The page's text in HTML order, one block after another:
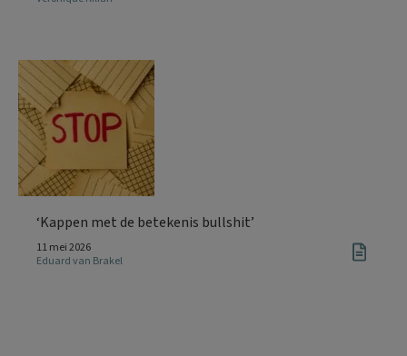
‘Kappen met de betekenis bullshit’
11 mei 2026
Eduard van Brakel